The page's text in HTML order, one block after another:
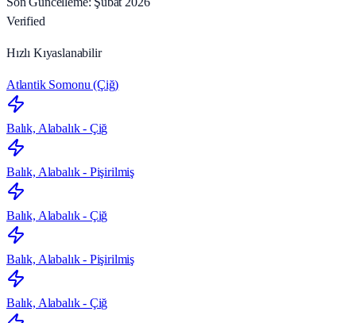
Verified
Hızlı Kıyaslanabilir
Atlantik Somonu (Çiğ)
Balık, Alabalık - Çiğ
Balık, Alabalık - Pişirilmiş
Balık, Alabalık - Çiğ
Balık, Alabalık - Pişirilmiş
Balık, Alabalık - Çiğ